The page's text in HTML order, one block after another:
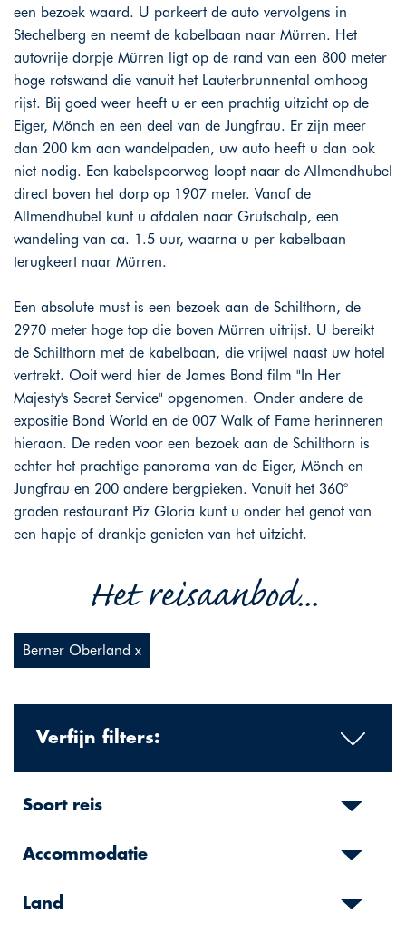
een bezoek waard. U parkeert de auto vervolgens in
Stechelberg en neemt de kabelbaan naar Mürren. Het
autovrije dorpje Mürren ligt op de rand van een 800 meter
hoge rotswand die vanuit het Lauterbrunnental omhoog
rijst. Bij goed weer heeft u er een prachtig uitzicht op de
Eiger, Mönch en een deel van de Jungfrau. Er zijn meer
dan 200 km aan wandelpaden, uw auto heeft u dan ook
niet nodig. Een kabelspoorweg loopt naar de Allmendhubel
direct boven het dorp op 1907 meter. Vanaf de
Allmendhubel kunt u afdalen naar Grutschalp, een
wandeling van ca. 1.5 uur, waarna u per kabelbaan
terugkeert naar Mürren.
Een absolute must is een bezoek aan de Schilthorn, de
2970 meter hoge top die boven Mürren uitrijst. U bereikt
de Schilthorn met de kabelbaan, die vrijwel naast uw hotel
vertrekt. Ooit werd hier de James Bond film "In Her
Majesty's Secret Service" opgenomen. Onder andere de
expositie Bond World en de 007 Walk of Fame herinneren
hieraan. De reden voor een bezoek aan de Schilthorn is
echter het prachtige panorama van de Eiger, Mönch en
Jungfrau en 200 andere bergpieken. Vanuit het 360°
graden restaurant Piz Gloria kunt u onder het genot van
een hapje of drankje genieten van het uitzicht.
Het reisaanbod...
Berner Oberland x
Verfijn filters:
Soort reis
Accommodatie
Land